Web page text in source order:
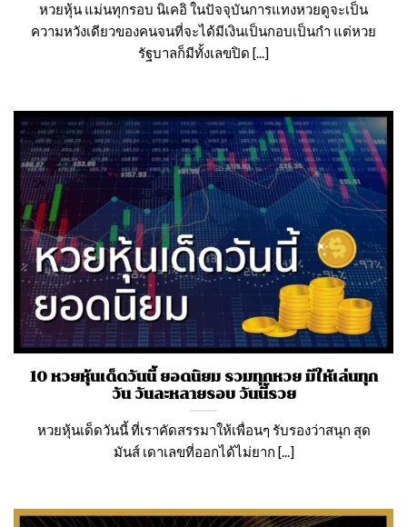
หวยหุ้น แม่นทุกรอบ นิเคอิ ในปัจจุบันการแทงหวยดูจะเป็น
ความหวังเดียวของคนจนที่จะได้มีเงินเป็นกอบเป็นกำ แต่หวย
รัฐบาลก็มีทั้งเลขปิด [...]
10 หวยหุ้นเด็ดวันนี้ ยอดนิยม รวมทุกหวย มีให้เล่นทุก
วัน วันละหลายรอบ วันนี้รวย
หวยหุ้นเด็ดวันนี้ ที่เราคัดสรรมาให้เพื่อนๆ รับรองว่าสนุก สุด
มันส์ เดาเลขที่ออกได้ไม่ยาก [...]